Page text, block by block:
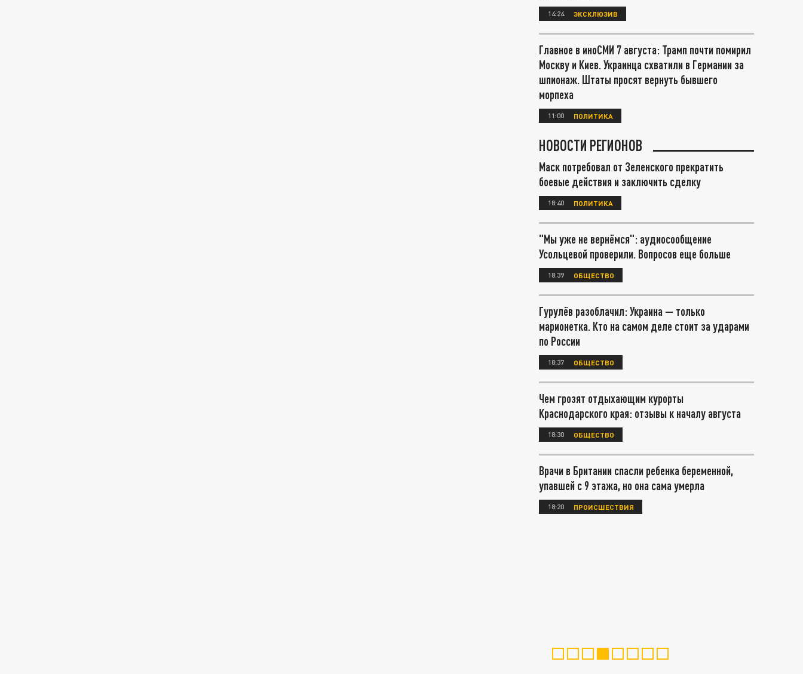
14:24 ЭКСКЛЮЗИВ
Главное в иноСМИ 7 августа: Трамп почти помирил
Москву и Киев. Украинца схватили в Германии за
шпионаж. Штаты просят вернуть бывшего
морпеха
11:00 ПОЛИТИКА
НОВОСТИ РЕГИОНОВ
Маск потребовал от Зеленского прекратить
боевые действия и заключить сделку
18:40 ПОЛИТИКА
"Мы уже не вернёмся": аудиосообщение
Усольцевой проверили. Вопросов еще больше
18:39 ОБЩЕСТВО
Гурулёв разоблачил: Украина — только
марионетка. Кто на самом деле стоит за ударами
по России
18:37 ОБЩЕСТВО
Чем грозят отдыхающим курорты
Краснодарского края: отзывы к началу августа
18:30 ОБЩЕСТВО
Врачи в Британии спасли ребенка беременной,
упавшей с 9 этажа, но она сама умерла
18:20 ПРОИСШЕСТВИЯ